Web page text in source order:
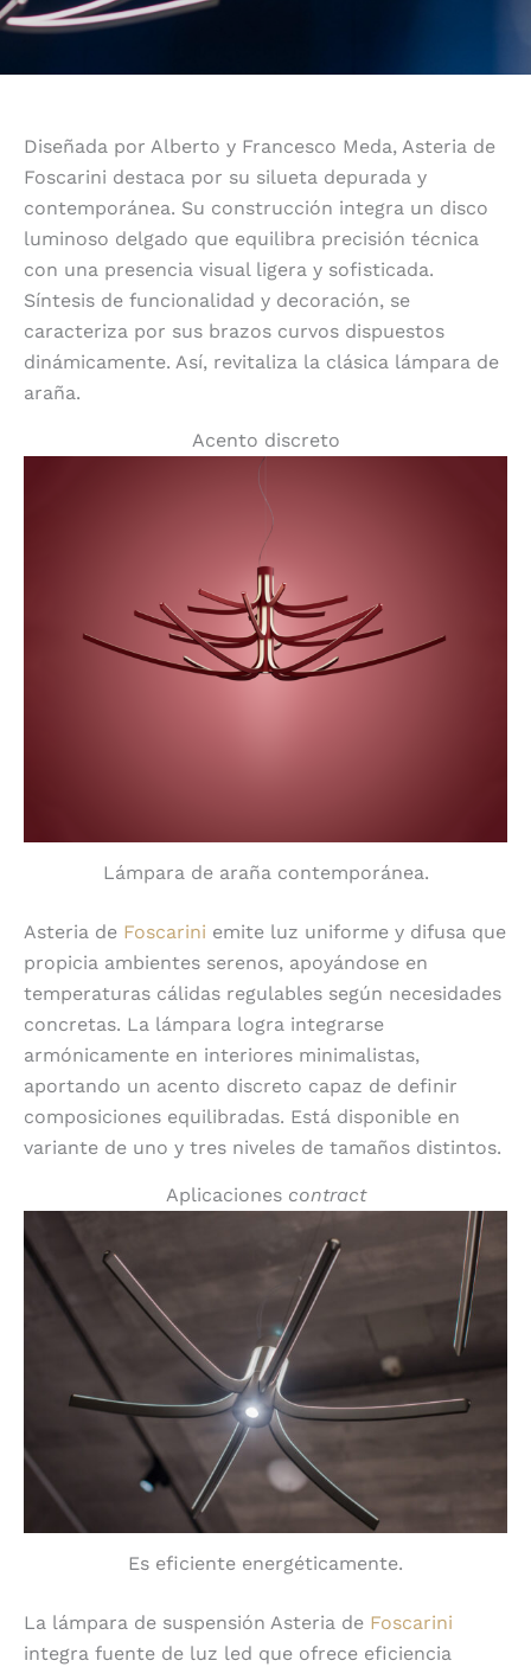
Diseñada por Alberto y Francesco Meda, Asteria de
Foscarini destaca por su silueta depurada y
contemporánea. Su construcción integra un disco
luminoso delgado que equilibra precisión técnica
con una presencia visual ligera y sofisticada.
Síntesis de funcionalidad y decoración, se
caracteriza por sus brazos curvos dispuestos
dinámicamente. Así, revitaliza la clásica lámpara de
araña.
Acento discreto
Lámpara de araña contemporánea.
Asteria de Foscarini emite luz uniforme y difusa que
propicia ambientes serenos, apoyándose en
temperaturas cálidas regulables según necesidades
concretas. La lámpara logra integrarse
armónicamente en interiores minimalistas,
aportando un acento discreto capaz de definir
composiciones equilibradas. Está disponible en
variante de uno y tres niveles de tamaños distintos.
Aplicaciones contract
Es eficiente energéticamente.
La lámpara de suspensión Asteria de Foscarini
integra fuente de luz led que ofrece eficiencia